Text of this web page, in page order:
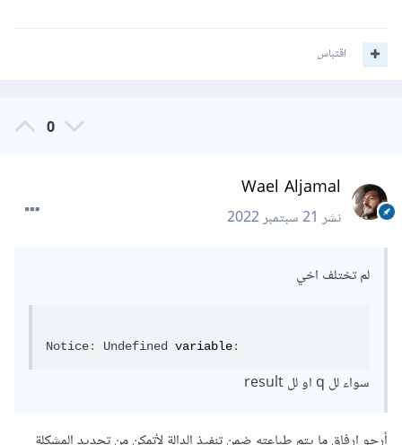
اقتباس
0
Wael Aljamal
نشر21 سبتمبر 2022
لم تختلف اخي
Notice: Undefined variable:
سواء لل q او لل result